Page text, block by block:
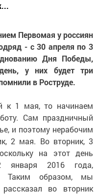
Первомая у россиян
- с 30 апреля по 3
Дня Победы,
у них будет три
в Роструде.
к 1 мая, то начинаем
Сам праздничный
и поэтому нерабочим
2 мая. Во вторник, 3
на этот день
января 2016 года,
Таким образом, мы
во вторник